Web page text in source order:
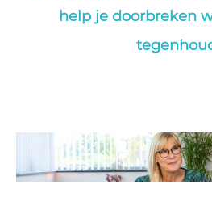
help je doorbreken